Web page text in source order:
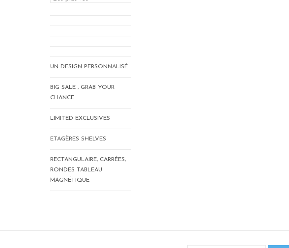
UN DESIGN PERSONNALISÉ
BIG SALE , GRAB YOUR
CHANCE
LIMITED EXCLUSIVES
ETAGÈRES SHELVES
RECTANGULAIRE, CARRÉES,
RONDES TABLEAU
MAGNÉTIQUE